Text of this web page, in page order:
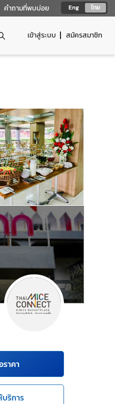
Eng ไทย
คำถามที่พบบ่อย
เข้าสู่ระบบ สมัครสมาชิก
ราคา
ริการ